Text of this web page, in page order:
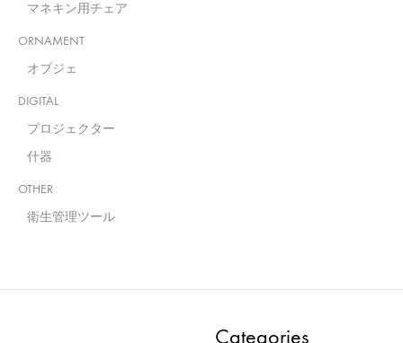
マネキン用チェア
ORNAMENT
オブジェ
DIGITAL
プロジェクター
什器
OTHER
衛生管理ツール
Categories